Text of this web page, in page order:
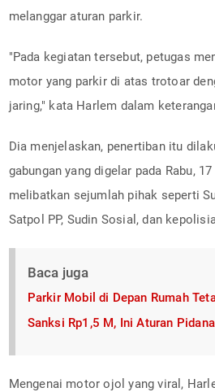
melanggar aturan parkir.
"Pada kegiatan tersebut, petugas
motor yang parkir di atas trotoar
jaring," kata Harlem dalam
Dia menjelaskan, penertiban itu
gabungan yang digelar pada Rabu,
melibatkan sejumlah pihak seperti
Satpol PP, Sudin Sosial, dan
Baca juga
Parkir Mobil di Depan Rumah
Sanksi Rp1,5 M, Ini Aturan
Mengenai motor ojol yang viral,